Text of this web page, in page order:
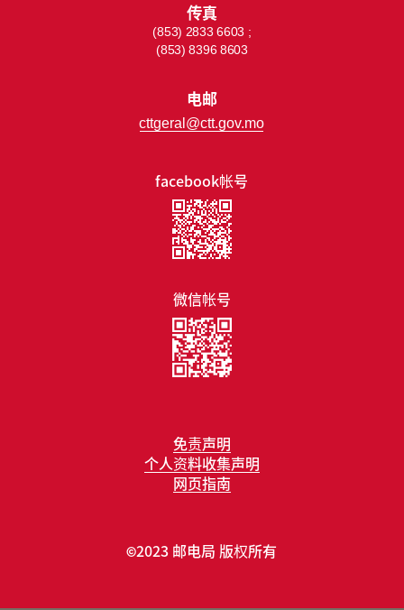
免责声明
个人资料收集声明
网页指南
facebook帐号
微信帐号
传真
(853) 2833 6603 ;
(853) 8396 8603
电邮
cttgeral@ctt.gov.mo
©2023 邮电局 版权所有